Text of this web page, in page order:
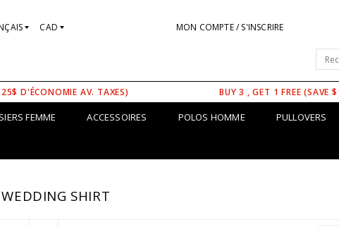
CAD MON COMPTE / S'INSCRIRE
D'ÉCONOMIE AV. TAXES) BUY 3 , GET 1 FREE (SAVE
FEMME ACCESSOIRES POLOS HOMME PULLOVERS
SHIRT